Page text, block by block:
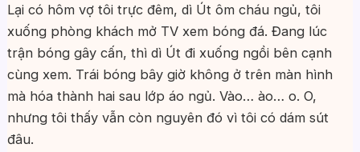
Lại có hôm vợ tôi trực đêm, dì Út ôm cháu ngủ, tôi
xuống phòng khách mở TV xem bóng đá. Đang lúc
trận bóng gây cấn, thì dì Út đi xuống ngồi bên cạnh
cùng xem. Trái bóng bây giờ không ở trên màn hình
mà hóa thành hai sau lớp áo ngủ. Vào… ào… o. O,
nhưng tôi thấy vẫn còn nguyên đó vì tôi có dám sút
đâu.